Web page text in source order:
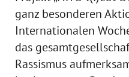
ganz besonderen
Internationalen
das
Rassismus